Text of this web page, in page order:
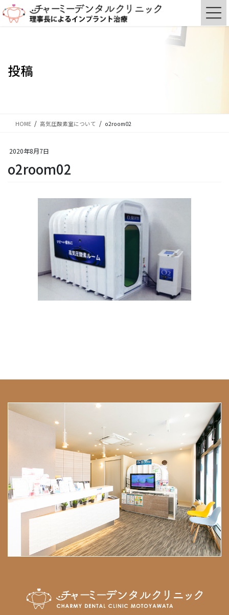
ン
ビ
投稿
HOME 高気圧酸素室について o2room02
2020年8月7日
o2room02